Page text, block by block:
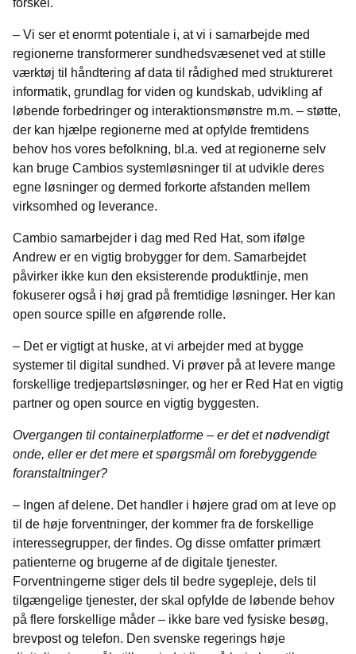
forskel.
– Vi ser et enormt potentiale i, at vi i samarbejde med
regionerne transformerer sundhedsvæsenet ved at stille
værktøj til håndtering af data til rådighed med struktureret
informatik, grundlag for viden og kundskab, udvikling af
løbende forbedringer og interaktionsmønstre m.m. – støtte,
der kan hjælpe regionerne med at opfylde fremtidens
behov hos vores befolkning, bl.a. ved at regionerne selv
kan bruge Cambios systemløsninger til at udvikle deres
egne løsninger og dermed forkorte afstanden mellem
virksomhed og leverance.
Cambio samarbejder i dag med Red Hat, som ifølge
Andrew er en vigtig brobygger for dem. Samarbejdet
påvirker ikke kun den eksisterende produktlinje, men
fokuserer også i høj grad på fremtidige løsninger. Her kan
open source spille en afgørende rolle.
– Det er vigtigt at huske, at vi arbejder med at bygge
systemer til digital sundhed. Vi prøver på at levere mange
forskellige tredjepartsløsninger, og her er Red Hat en vigtig
partner og open source en vigtig byggesten.
Overgangen til containerplatforme – er det et nødvendigt
onde, eller er det mere et spørgsmål om forebyggende
foranstaltninger?
– Ingen af delene. Det handler i højere grad om at leve op
til de høje forventninger, der kommer fra de forskellige
interessegrupper, der findes. Og disse omfatter primært
patienterne og brugerne af de digitale tjenester.
Forventningerne stiger dels til bedre sygepleje, dels til
tilgængelige tjenester, der skal opfylde de løbende behov
på flere forskellige måder – ikke bare ved fysiske besøg,
brevpost og telefon. Den svenske regerings høje